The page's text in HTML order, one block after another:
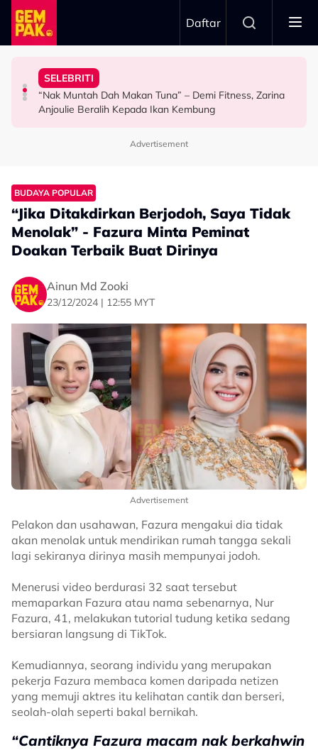
Skip to main content
Daftar
HIBURAN
“Senyum Pun Tak, Awal-Awal Macam Kerek Tapi…” -
Hairstylist Wanita Dedah Keperibadian Aiman Hakim
SELEBRITI
“Nak Muntah Dah Makan Tuna” – Demi Fitness, Zarina
Anjoulie Beralih Kepada Ikan Kembung
HIBURAN
“Imane Lunara & Imane Laudya, Dua Anugerah
Terbesar Dalam Hidup Saya” - Intan Najuwa
SELEBRITI
Hisyam Hamid Kongsi Pengalaman, Jadi Bomba Beri
Kesan Pada Diri - “Kami Dilatih Untuk Sentiasa Bersedia
Advertisement
BUDAYA POPULAR
“Jika Ditakdirkan Berjodoh, Saya Tidak
Menolak” - Fazura Minta Peminat
Doakan Terbaik Buat Dirinya
Ainun Md Zooki
23/12/2024 | 12:55 MYT
Advertisement
Pelakon dan usahawan, Fazura mengakui dia tidak
akan menolak untuk mendirikan rumah tangga sekali
lagi sekiranya dirinya masih mempunyai jodoh.
Menerusi video berdurasi 32 saat tersebut
memaparkan Fazura atau nama sebenarnya, Nur
Fazura, 41, melakukan tutorial tudung ketika sedang
bersiaran langsung di TikTok.
Kemudiannya, seorang individu yang merupakan
pekerja Fazura membaca komen daripada netizen
yang memuji aktres itu kelihatan cantik dan berseri,
seolah-olah seperti bakal bernikah.
“Cantiknya Fazura macam nak berkahwin